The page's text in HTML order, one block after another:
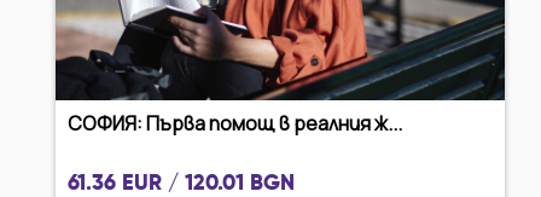
СОФИЯ: Първа помощ в реалния ж...
61.36 EUR / 120.01 BGN